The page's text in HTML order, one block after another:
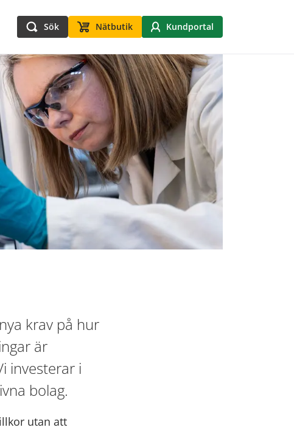
Sök Nätbutik Kundportal
krav på hur
är
investerar i
bolag.
utan att